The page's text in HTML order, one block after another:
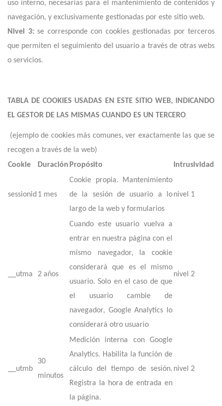
uso interno, necesarias para el mantenimiento de contenidos y
navegación, y exclusivamente gestionadas por este sitio web.
Nivel 3:se corresponde con cookies gestionadas por terceros
que permiten el seguimiento del usuario a través de otras webs
o servicios.
TABLA DE COOKIES USADAS EN ESTE SITIO WEB, INDICANDO
EL GESTOR DE LAS MISMAS CUANDO ES UN TERCERO
(ejemplo de cookies más comunes, ver exactamente las que se
recogen a través de la web)
Cookie
Duración Propósito Intrusividad
sessionid 1 mes
Cookie propia. Mantenimiento
de la sesión de usuario a lo
largo de la web y formularios
nivel 1
__utma 2 años
Cuando este usuario vuelva a
entrar en nuestra página con el
mismo navegador, la cookie
considerará que es el mismo
usuario. Solo en el caso de que
el usuario cambie de
navegador, Google Analytics lo
considerará otro usuario
nivel 2
__utmb
30
minutos
Medición interna con Google
Analytics. Habilita la función de
cálculo del tiempo de sesión.
Registra la hora de entrada en
la página.
nivel 2